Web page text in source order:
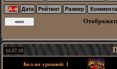
А-я Дата Рейтинг Размер
14.07.18
Кол-во уровней: 1